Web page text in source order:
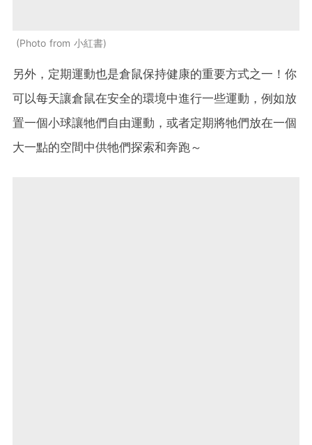
Photo from 小紅書
另外，定期運動也是倉鼠保持健康的重要方式之一！你
可以每天讓倉鼠在安全的環境中進行一些運動，例如放
置一個小球讓牠們自由運動，或者定期將牠們放在一個
大一點的空間中供牠們探索和奔跑～